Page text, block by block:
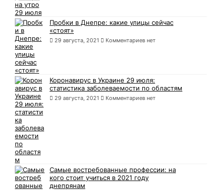
Пробки в Днепре: какие улицы сейчас
«стоят»
29 августа, 2021 Комментариев нет
Коронавирус в Украине 29 июля:
статистика заболеваемости по областям
29 августа, 2021 Комментариев нет
Самые востребованные профессии: на
кого стоит учиться в 2021 году
днепрянам